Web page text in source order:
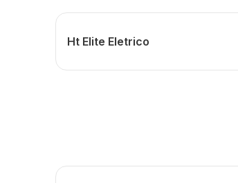
Ht Elite Eletrico